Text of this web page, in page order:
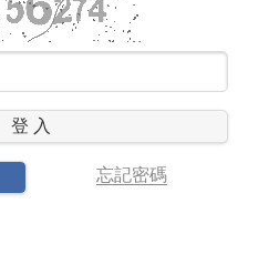
登 入
忘記密碼